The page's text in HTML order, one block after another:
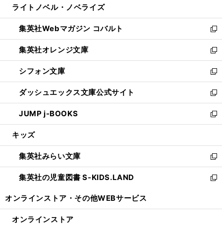
開
く
ウ
で
開
く
ン
ド
ウ
で
開
く
ウ
ィ
ン
ド
ウ
で
開
く
ライトノベル・ノベライズ
集英社Webマガジン コバルト
新
し
い
ウ
ィ
ン
ド
ウ
で
開
集英社オレンジ文庫
新
し
い
ウ
ィ
ン
ド
ウ
開
く
シフォン文庫
新
し
い
ウ
ィ
ン
ウ
で
開
く
ダッシュエックス文庫公式サイト
新
し
い
ウ
ン
ド
ウ
で
JUMP j-BOOKS
新
し
ウ
ィ
ン
ド
開
キッズ
集英社みらい文庫
新
し
い
ン
集英社の児童図書 S-KIDS.LAND
新
ウ
オンラインストア・ その他WEBサービス
オンラインストア